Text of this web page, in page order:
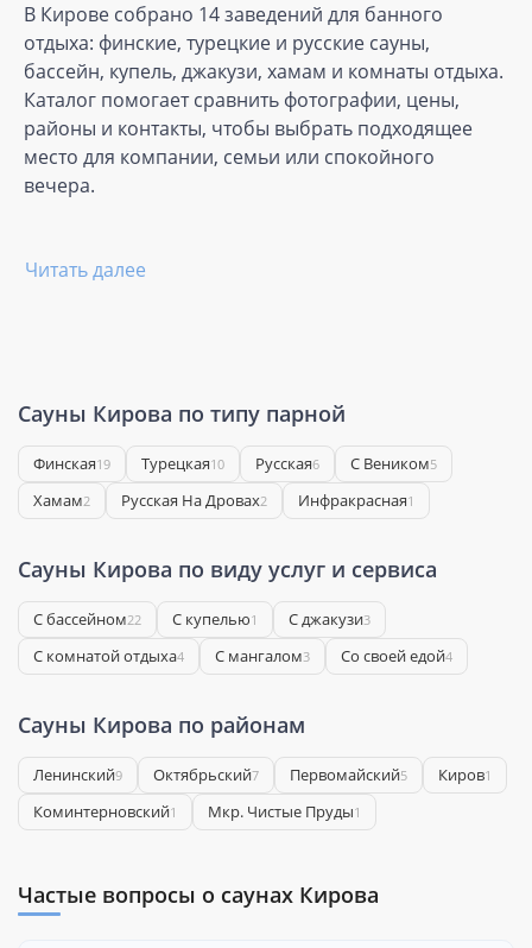
В Кирове собрано 14 заведений для банного
отдыха: финские, турецкие и русские сауны,
бассейн, купель, джакузи, хамам и комнаты отдыха.
Каталог помогает сравнить фотографии, цены,
районы и контакты, чтобы выбрать подходящее
место для компании, семьи или спокойного
вечера.
Читать далее
Сауны Кирова по типу парной
Финская19 Турецкая10 Русская6 С Веником5
Хамам2 Русская На Дровах2 Инфракрасная1
Сауны Кирова по виду услуг и сервиса
С бассейном22 С купелью1 С джакузи3
С комнатой отдыха4 С мангалом3 Со своей едой4
Сауны Кирова по районам
Ленинский9 Октябрьский7 Первомайский5 Киров1
Коминтерновский1 Мкр. Чистые Пруды1
Частые вопросы о саунах Кирова